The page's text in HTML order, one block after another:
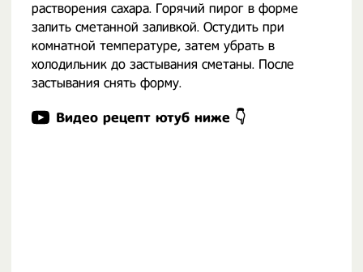
растворения сахара. Горячий пирог в форме
залить сметанной заливкой. Остудить при
комнатной температуре, затем убрать в
холодильник до застывания сметаны. После
застывания снять форму.
Видео рецепт ютуб ниже 👇